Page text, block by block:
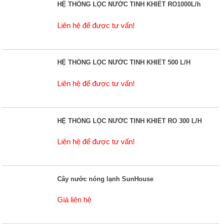
HỆ THỐNG LỌC NƯỚC TINH KHIẾT RO1000L/h
Liên hệ để được tư vấn!
HỆ THỐNG LỌC NƯỚC TINH KHIẾT 500 L/H
Liên hệ để được tư vấn!
HỆ THỐNG LỌC NƯỚC TINH KHIẾT RO 300 L/H
Liên hệ để được tư vấn!
Cây nước nóng lạnh SunHouse
Giá liên hệ